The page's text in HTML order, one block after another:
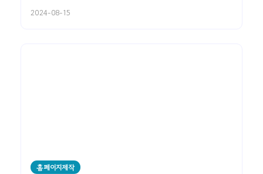
2024-08-15
홈페이지제작